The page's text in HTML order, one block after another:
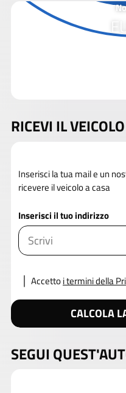
RICEVI IL
Inserisci la tua mail e un
ricevere il veicolo a casa
Inserisci il tuo indirizzo
Accettoi termini della
CALCOLA
SEGUI